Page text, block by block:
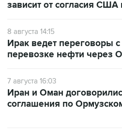
зависит от согласия
8 августа 14:15
Ирак ведет переговоры
перевозке нефти через
7 августа 16:03
Иран и Оман
соглашения по